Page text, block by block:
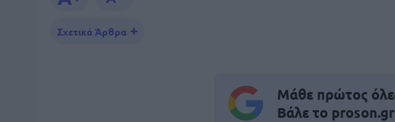
Σχετικά Άρθρα
Μάθε πρώτος
Βάλε το